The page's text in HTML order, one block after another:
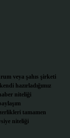
veya şahıs şirketi
hazırladığımız
niteliği
tamamen
niteliği